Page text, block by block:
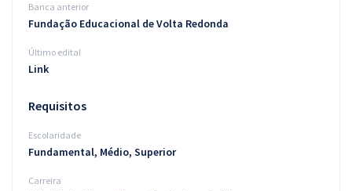
Banca anterior
Fundação Educacional de Volta Redonda
Último edital
Link
Requisitos
Escolaridade
Fundamental, Médio, Superior
Carreira